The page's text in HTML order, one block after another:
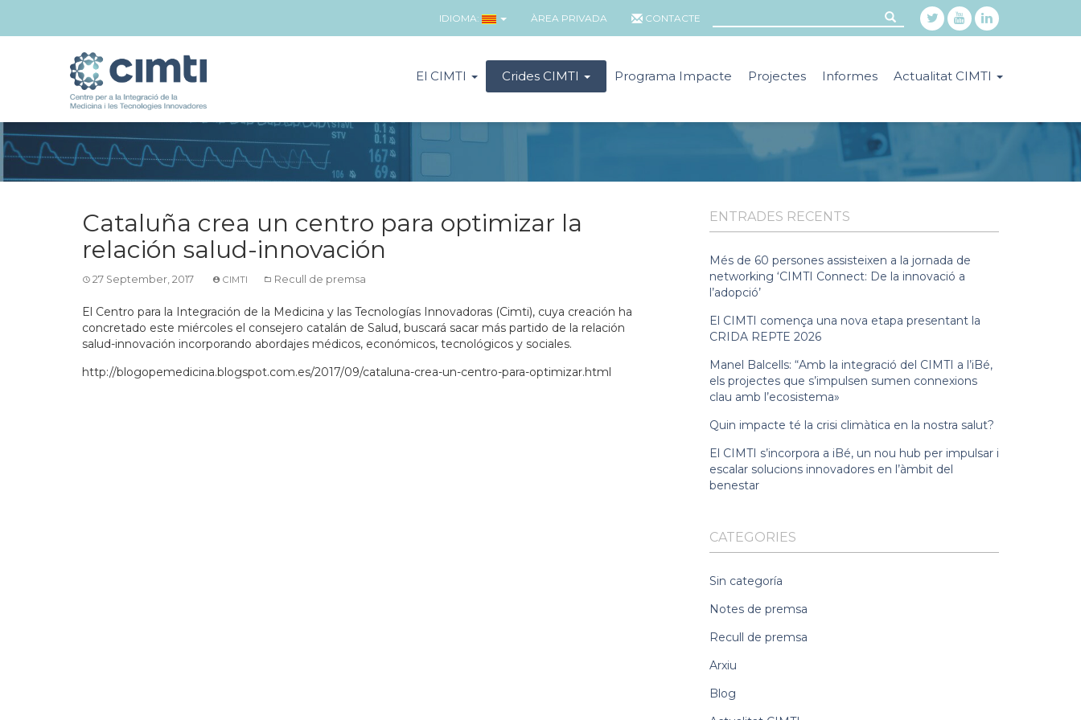
IDIOMA: ÀREA PRIVADA CONTACTE
El CIMTI Crides CIMTI Programa Impacte Projectes Informes Actualitat CIMTI
Cataluña crea un centro para optimizar la
relación salud-innovación
27 September, 2017 CIMTI Recull de premsa
El Centro para la Integración de la Medicina y las Tecnologías Innovadoras (Cimti), cuya creación ha
concretado este miércoles el consejero catalán de Salud, buscará sacar más partido de la relación
salud-innovación incorporando abordajes médicos, económicos, tecnológicos y sociales.
http://blogopemedicina.blogspot.com.es/2017/09/cataluna-crea-un-centro-para-optimizar.html
ENTRADES RECENTS
Més de 60 persones assisteixen a la jornada de
networking ‘CIMTI Connect: De la innovació a
l’adopció’
El CIMTI comença una nova etapa presentant la
CRIDA REPTE 2026
Manel Balcells: “Amb la integració del CIMTI a l’iBé,
els projectes que s’impulsen sumen connexions
clau amb l’ecosistema»
Quin impacte té la crisi climàtica en la nostra salut?
El CIMTI s’incorpora a iBé, un nou hub per impulsar i
escalar solucions innovadores en l’àmbit del
benestar
CATEGORIES
Sin categoría
Notes de premsa
Recull de premsa
Arxiu
Blog